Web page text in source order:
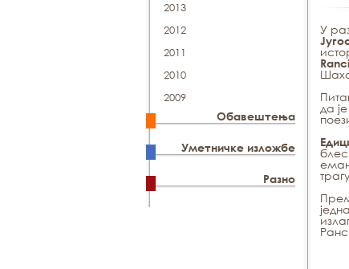
2013
2012
2011
2010
2009
Обавештења
Уметничке изложбе
Разно
У
дa